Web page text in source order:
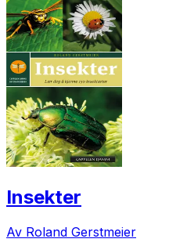
Insekter
Av Roland Gerstmeier